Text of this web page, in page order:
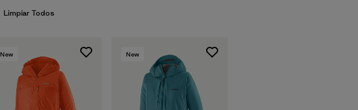
Limpiar Todos
New New